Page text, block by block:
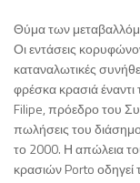
Θύμα των
Οι εντάσεις
καταναλωτικές
φρέσκα κρασιά
Filipe, πρόεδρο του
πωλήσεις του
το 2000. Η απώλεια
κρασιών Porto